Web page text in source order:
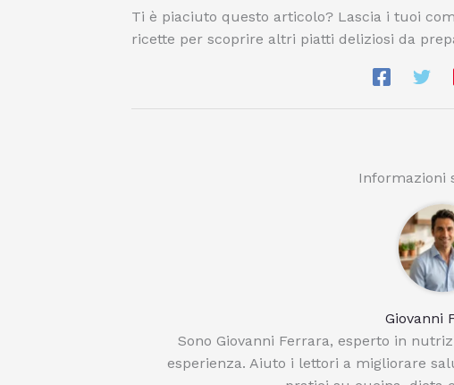
Ti è piaciuto questo articolo? Lascia i tuoi
ricette per scoprire altri piatti deliziosi da
Informazioni
Giovanni
Sono Giovanni Ferrara, esperto in
esperienza. Aiuto i lettori a migliorare